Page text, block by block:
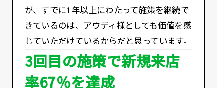
が、すでに1年以上にわたって施策を継続で
きているのは、アウディ様としても価値を感
じていただけているからだと思っています。
3回目の施策で新規来店
率67％を達成